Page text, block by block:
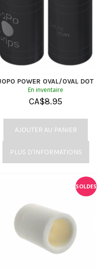
POWER OVAL/OVAL DOT
En inventaire
CA$8.95
AJOUTER AU PANIER
PLUS D'INFORMATIONS
SOLDES